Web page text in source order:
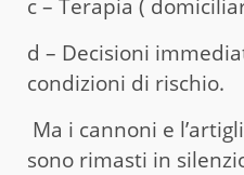
c – Terapia (
d – Decisioni
condizioni di rischio.
Ma i cannoni e
sono rimasti in